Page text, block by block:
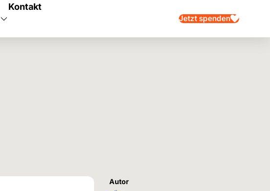
Kontakt
Jetzt spenden
Autor